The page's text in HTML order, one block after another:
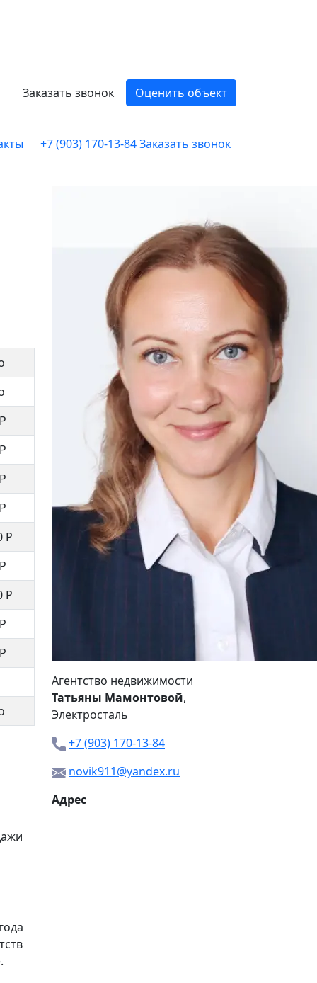
Заказать звонок
Оценить объект
+7 (903) 170-13-84Заказать звонок
Р
Р
Р
Р
Р
Р
Р
Р
Р
Агентство недвижимости
Татьяны Мамонтовой,
Электросталь
+7 (903) 170-13-84
novik911@yandex.ru
Адрес